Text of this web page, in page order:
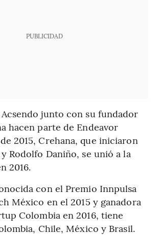
PUBLICIDAD
junto con su fundador
hacen parte de Endeavor
2015, Crehana, que iniciaron
Rodolfo Daniño, se unió a la
2016.
con el Premio Innpulsa
México en el 2015 y ganadora
Colombia en 2016, tiene
Chile, México y Brasil.